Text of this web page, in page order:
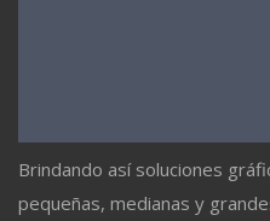
Brindando así soluciones
pequeñas, medianas y